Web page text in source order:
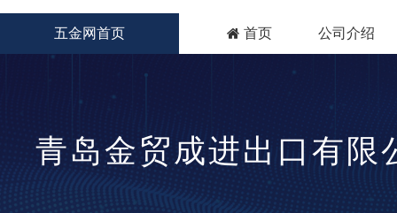
五金网首页  首页 公司介绍
青岛金贸成进出口有限